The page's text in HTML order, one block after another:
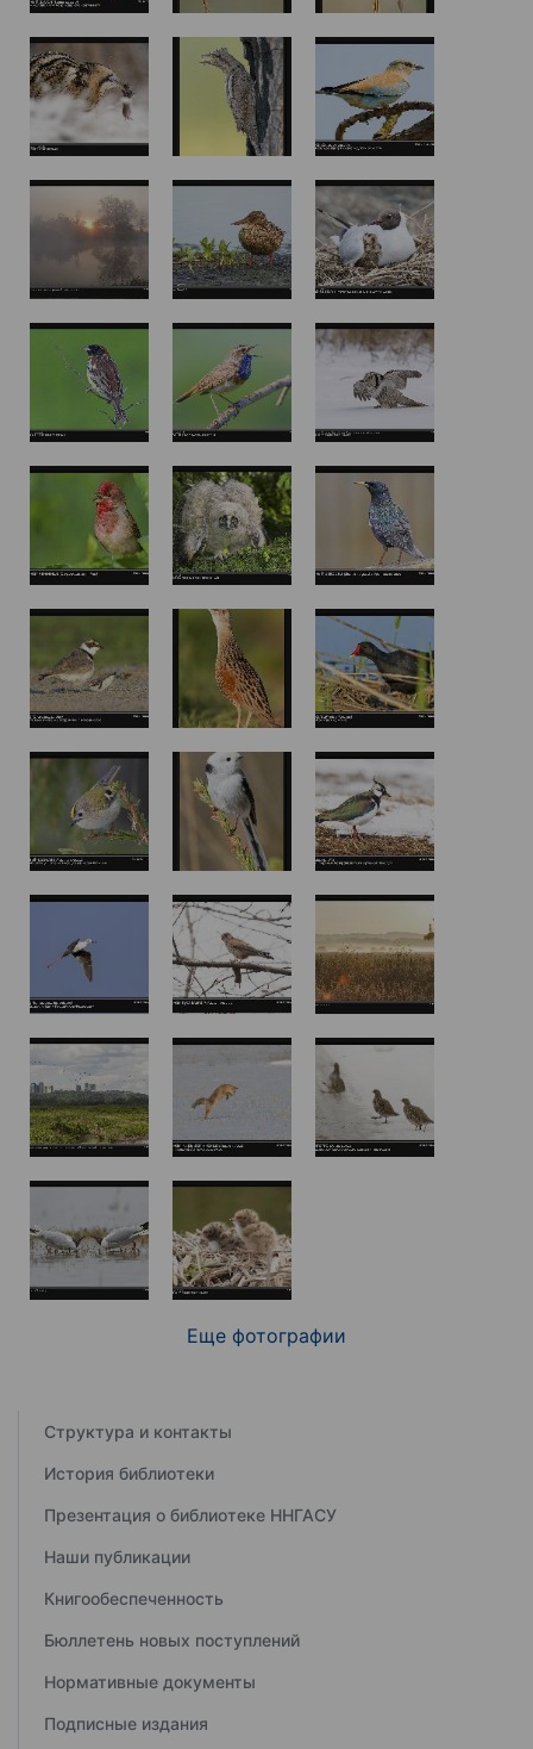
Еще фотографии
Структура и контакты
История библиотеки
Презентация о библиотеке ННГАСУ
Наши публикации
Книгообеспеченность
Бюллетень новых поступлений
Нормативные документы
Подписные издания